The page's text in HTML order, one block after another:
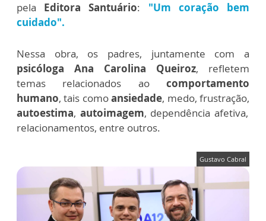
pela Editora Santuário: "Um coração bem
cuidado".
Nessa obra, os padres, juntamente com a
psicóloga Ana Carolina Queiroz, refletem
temas relacionados ao comportamento
humano, tais comoansiedade, medo, frustração,
autoestima, autoimagem, dependência afetiva,
relacionamentos, entre outros.
Gustavo Cabral